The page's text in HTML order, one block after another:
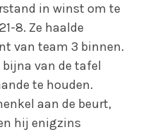
in winst om te
8. Ze haalde
van team 3 binnen.
bijna van de tafel
te houden.
aan de beurt,
hij enigzins